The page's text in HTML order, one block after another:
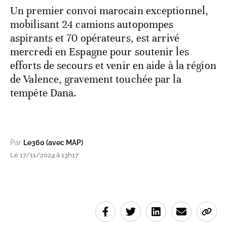
Un premier convoi marocain exceptionnel,
mobilisant 24 camions autopompes
aspirants et 70 opérateurs, est arrivé
mercredi en Espagne pour soutenir les
efforts de secours et venir en aide à la région
de Valence, gravement touchée par la
tempête Dana.
Par Le360 (avec MAP)
Le 17/11/2024 à 13h17